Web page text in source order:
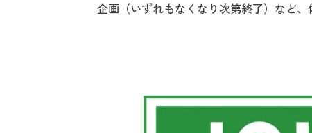
企画（いずれもなくなり次第終了）など、